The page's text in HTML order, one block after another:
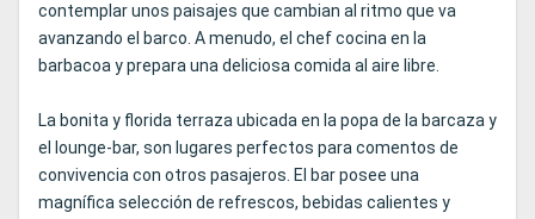
contemplar unos paisajes que cambian al ritmo que va
avanzando el barco. A menudo, el chef cocina en la
barbacoa y prepara una deliciosa comida al aire libre.
La bonita y florida terraza ubicada en la popa de la barcaza y
el lounge-bar, son lugares perfectos para comentos de
convivencia con otros pasajeros. El bar posee una
magnífica selección de refrescos, bebidas calientes y